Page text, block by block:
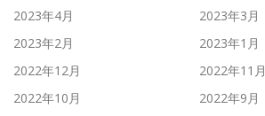
2023年4月
2023年3月
2023年2月
2023年1月
2022年12月
2022年11月
2022年10月
2022年9月